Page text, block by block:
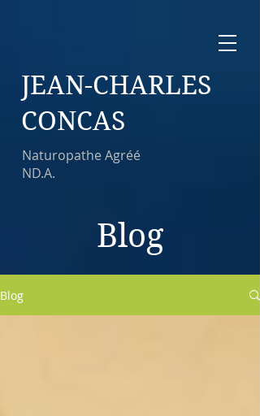
JEAN-CHARLES
CONCAS
Naturopathe Agréé
ND.A.
Blog
Blog